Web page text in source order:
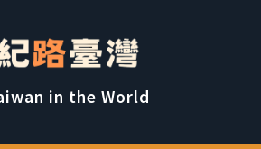
in the World